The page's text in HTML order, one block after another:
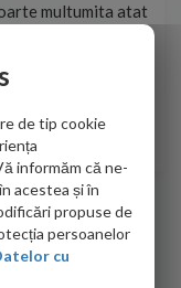
multumita atat
in obtinerea
de tip cookie
informăm că ne-
acestea și în
propuse de
persoanelor
cu